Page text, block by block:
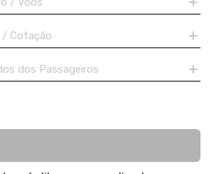
/ Cotação
dos Passageiros